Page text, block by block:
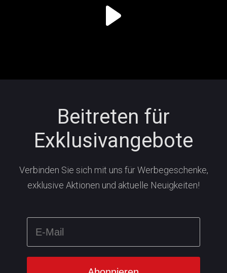
Beitreten für
Exklusivangebote
Verbinden Sie sich mit uns für Werbegeschenke,
exklusive Aktionen und aktuelle Neuigkeiten!